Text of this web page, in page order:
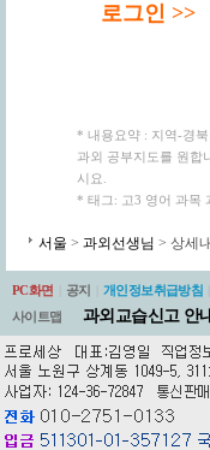
로그인 >>
* 내용요약 : 지역-경
과외 공부지도를 원합
시요.
* 태그: 고3 영어 과목
서울 > 과외선생님 > 상세
PC화면 공지 개인정보취급방침
사이트맵
과외교습신고 안